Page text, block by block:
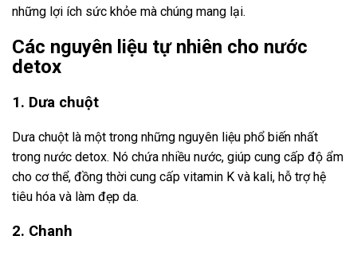
những lợi ích sức khỏe mà chúng mang lại.
Các nguyên liệu tự nhiên cho nước
detox
1. Dưa chuột
Dưa chuột là một trong những nguyên liệu phổ biến nhất
trong nước detox. Nó chứa nhiều nước, giúp cung cấp độ ẩm
cho cơ thể, đồng thời cung cấp vitamin K và kali, hỗ trợ hệ
tiêu hóa và làm đẹp da.
2. Chanh